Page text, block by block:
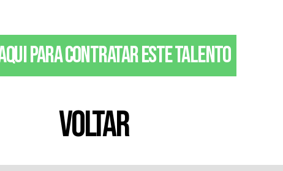
para contratar este talento
VOLTAR